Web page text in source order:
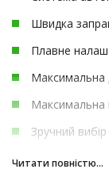
Швидка
Плавне
Максимальна
Максимальна
Зручний
Читати повністю...